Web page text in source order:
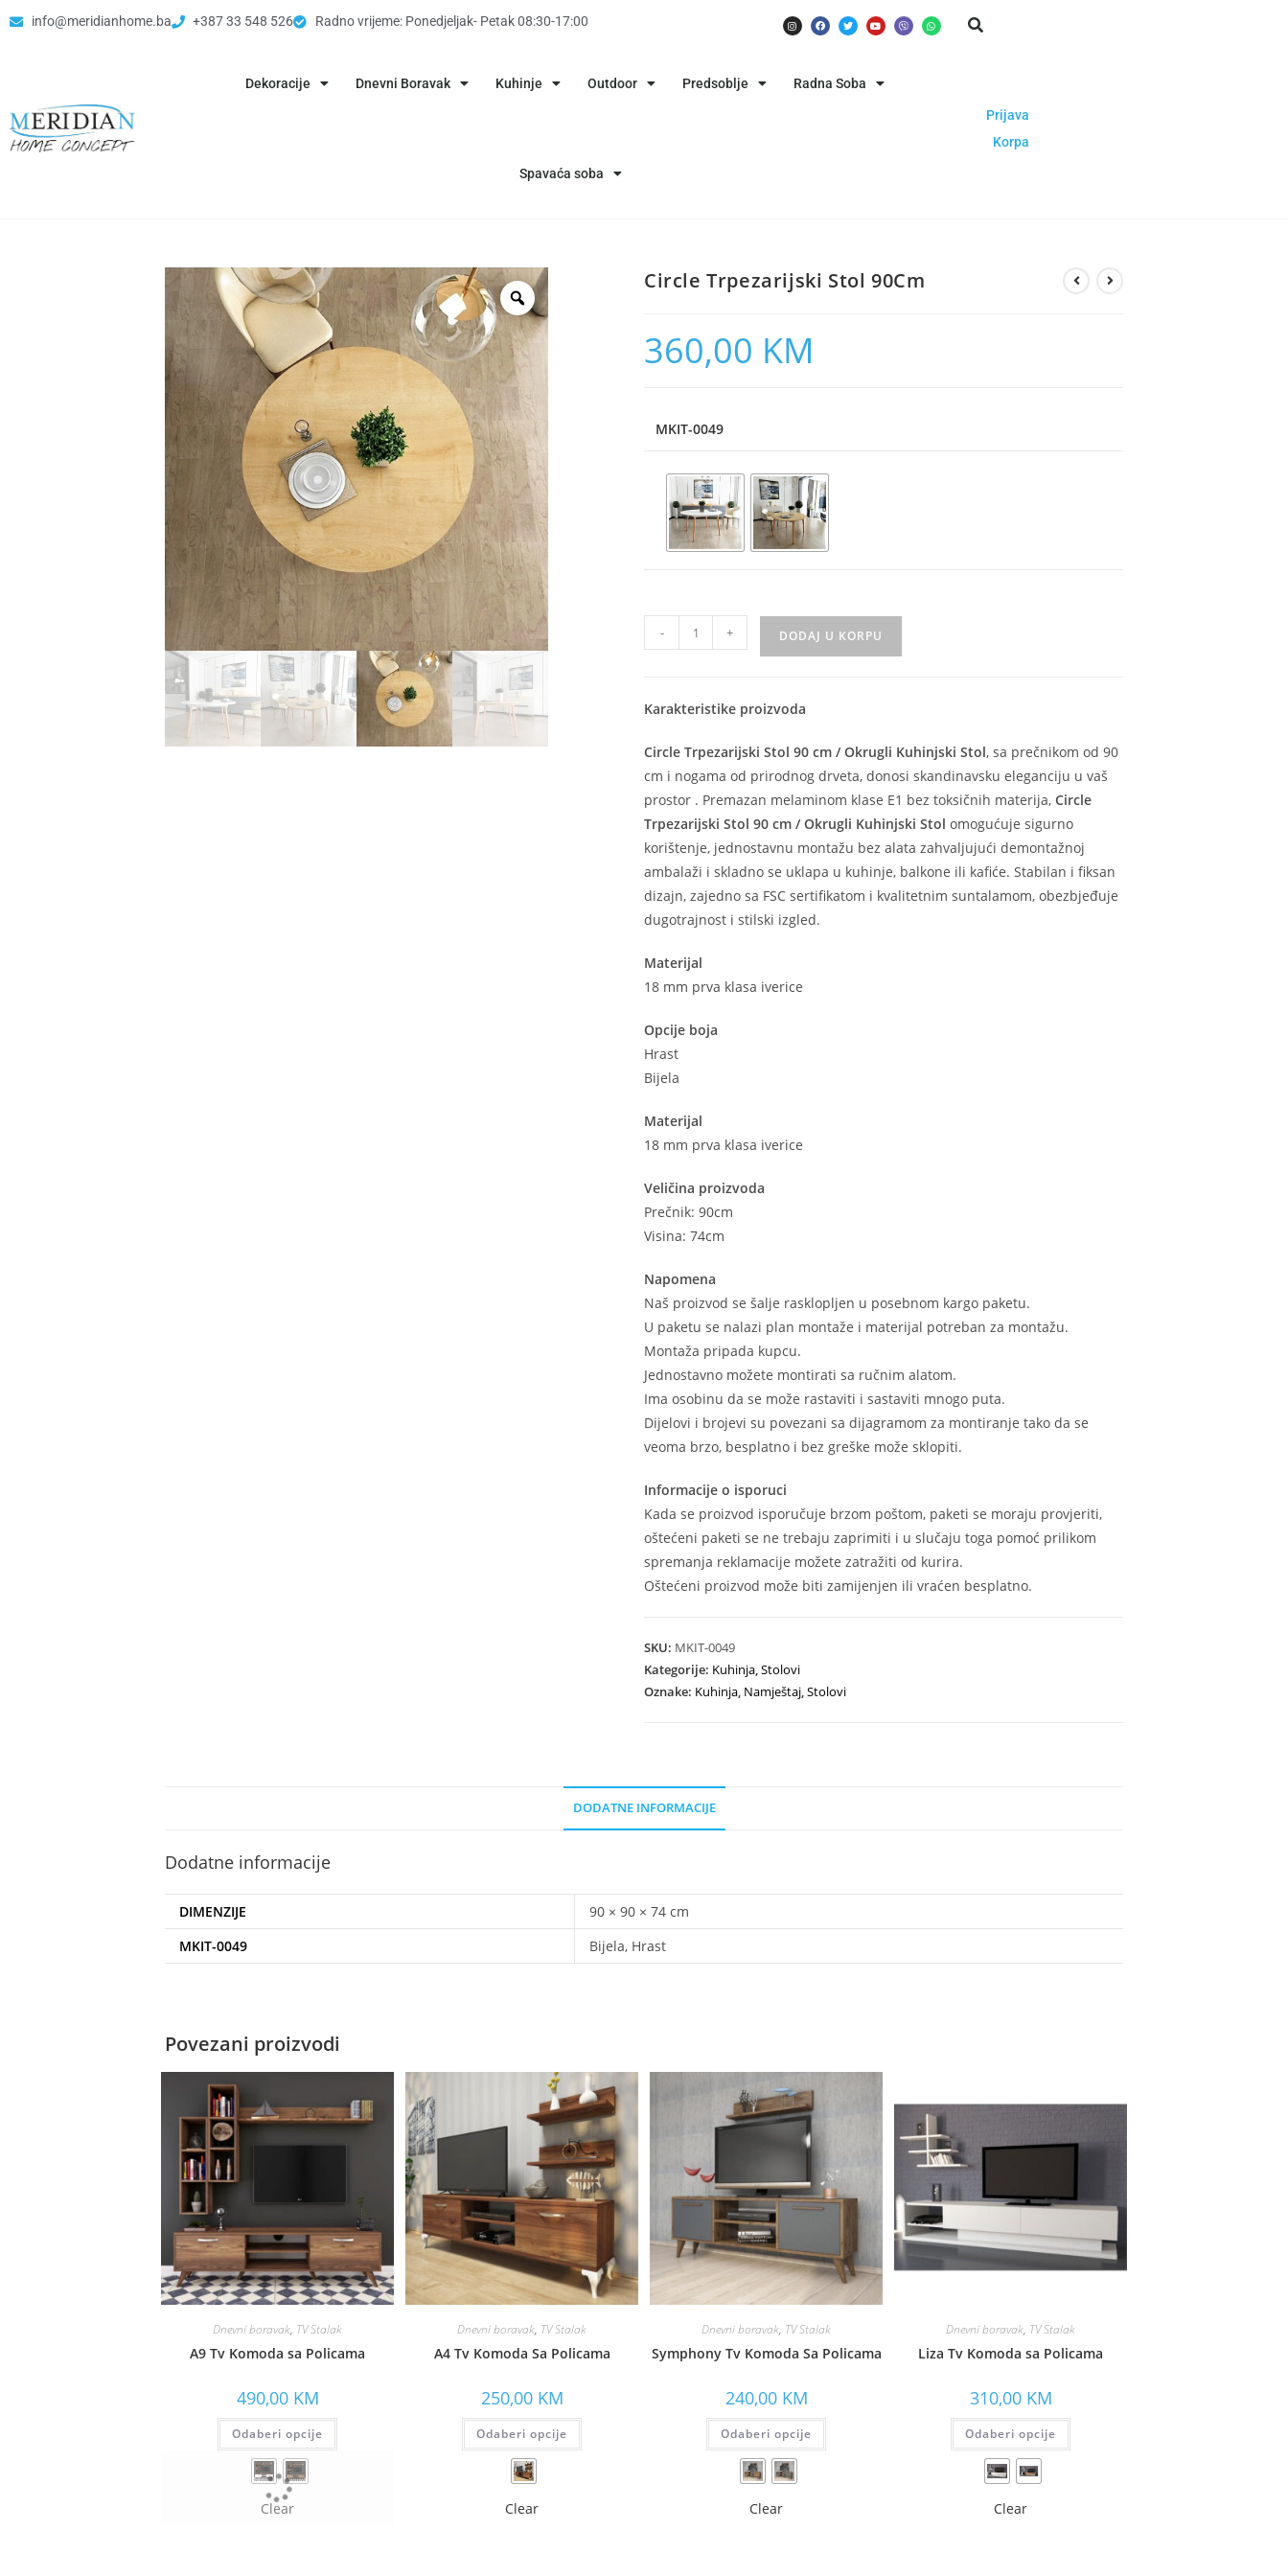
info@meridianhome.ba +387 33 548 526 Radno vrijeme: Ponedjeljak- Petak 08:30-17:00
Dekoracije Dnevni Boravak Kuhinje Outdoor Predsoblje Radna Soba
Spavaća soba
Prijava
Korpa
Circle Trpezarijski Stol 90Cm
360,00 KM
MKIT-0049
- + DODAJ U KORPU
Karakteristike proizvoda
Circle Trpezarijski Stol 90 cm / Okrugli Kuhinjski Stol, sa prečnikom od 90
cm i nogama od prirodnog drveta, donosi skandinavsku eleganciju u vaš
prostor . Premazan melaminom klase E1 bez toksičnih materija, Circle
Trpezarijski Stol 90 cm / Okrugli Kuhinjski Stol omogućuje sigurno
korištenje, jednostavnu montažu bez alata zahvaljujući demontažnoj
ambalaži i skladno se uklapa u kuhinje, balkone ili kafiće. Stabilan i fiksan
dizajn, zajedno sa FSC sertifikatom i kvalitetnim suntalamom, obezbjeđuje
dugotrajnost i stilski izgled.
Materijal
18 mm prva klasa iverice
Opcije boja
Hrast
Bijela
Materijal
18 mm prva klasa iverice
Veličina proizvoda
Prečnik: 90cm
Visina: 74cm
Napomena
Naš proizvod se šalje rasklopljen u posebnom kargo paketu.
U paketu se nalazi plan montaže i materijal potreban za montažu.
Montaža pripada kupcu.
Jednostavno možete montirati sa ručnim alatom.
Ima osobinu da se može rastaviti i sastaviti mnogo puta.
Dijelovi i brojevi su povezani sa dijagramom za montiranje tako da se
veoma brzo, besplatno i bez greške može sklopiti.
Informacije o isporuci
Kada se proizvod isporučuje brzom poštom, paketi se moraju provjeriti,
oštećeni paketi se ne trebaju zaprimiti i u slučaju toga pomoć prilikom
spremanja reklamacije možete zatražiti od kurira.
Oštećeni proizvod može biti zamijenjen ili vraćen besplatno.
SKU: MKIT-0049
Kategorije: Kuhinja,Stolovi
Oznake: Kuhinja, Namještaj,Stolovi
DODATNE INFORMACIJE
Dodatne informacije
DIMENZIJE
90 × 90 × 74 cm
MKIT-0049
Bijela, Hrast
Povezani proizvodi
Dnevni boravak, TV Stalak
A9 Tv Komoda sa Policama
490,00 KM
Odaberi opcije
Clear
Dnevni boravak, TV Stalak
A4 Tv Komoda Sa Policama
250,00 KM
Odaberi opcije
Clear
Dnevni boravak, TV Stalak
Symphony Tv Komoda Sa Policama
240,00 KM
Odaberi opcije
Clear
Dnevni boravak, TV Stalak
Liza Tv Komoda sa Policama
310,00 KM
Odaberi opcije
Clear